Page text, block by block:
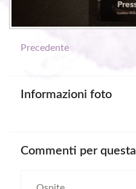
Precedente
Informazioni foto
Commenti per questa